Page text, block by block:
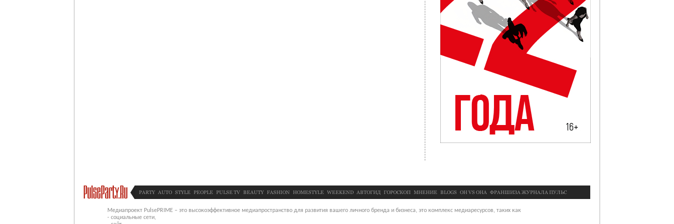
PARTY AUTO STYLE PEOPLE PULSE TV BEAUTY FASHION HOMESTYLE WEEKEND АВТОГИД ГОРОСКОП МНЕНИЕ BLOGS OН VS ОНА ФРАНШИЗА ЖУРНАЛА ПУЛЬС
Медиапроект PulsePRIME – это высокоэффективное медиапространство для развития вашего личного бренда и бизнеса, это комплекс медиаресурсов, таких как
- социальные сети,